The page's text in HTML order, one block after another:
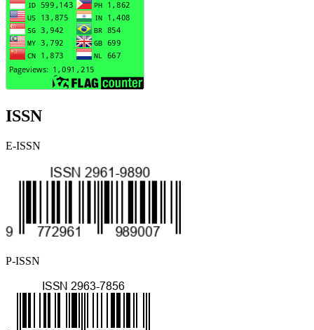
ISSN
E-ISSN
P-ISSN